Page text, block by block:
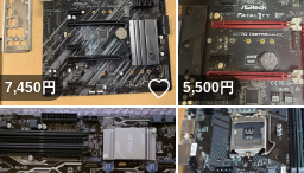
7,450円 いいね！
5,500円